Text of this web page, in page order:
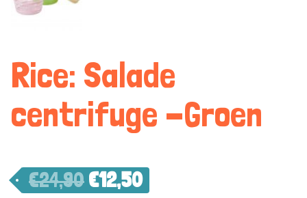
Rice: Salade
centrifuge -Groen
€24,90 €12,50